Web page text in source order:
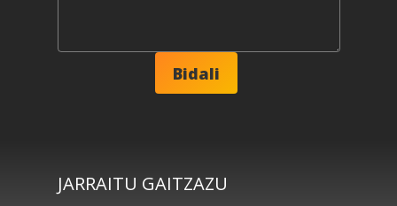
JARRAITU GAITZAZU